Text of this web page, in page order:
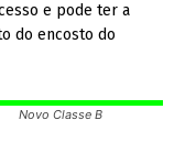
e pode ter a
do encosto do
Novo Classe B